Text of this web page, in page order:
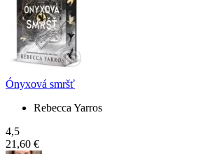
Ónyxová smršť
Rebecca Yarros
4,5
21,60 €